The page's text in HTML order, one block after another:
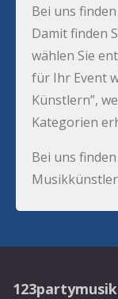
Bei uns
Damit finden
wählen Sie
für Ihr Event
Künstlern”,
Kategorien
Bei uns
123partymusik